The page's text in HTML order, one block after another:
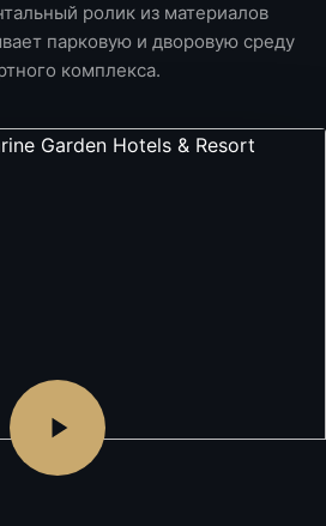
ролик из материалов
парковую и дворовую среду
комплекса.